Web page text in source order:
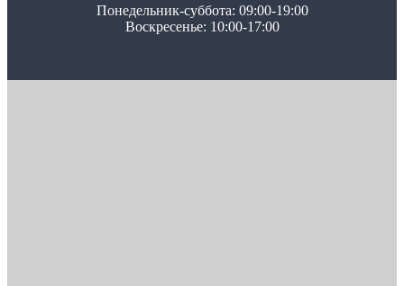
Понедельник-суббота: 09:00-19:00
Воскресенье: 10:00-17:00